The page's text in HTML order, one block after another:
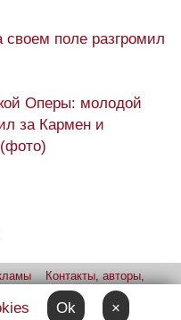
поле разгромил
Оперы: молодой
за Кармен и
Контакты, авторы,
iPhone
Ok ×